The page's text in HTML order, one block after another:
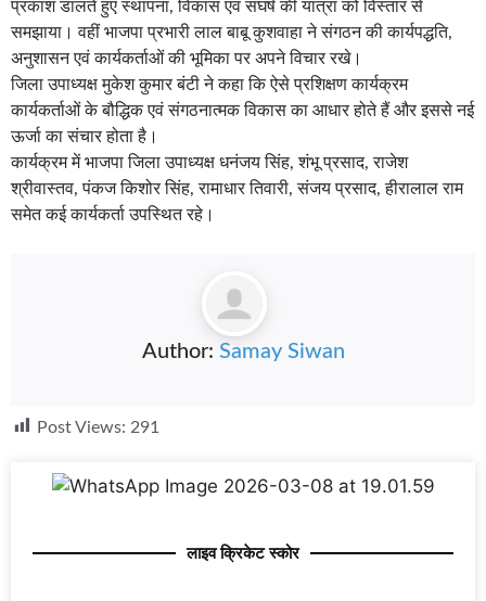
प्रकाश डालते हुए स्थापना, विकास एवं संघर्ष की यात्रा को विस्तार से
समझाया। वहीं भाजपा प्रभारी लाल बाबू कुशवाहा ने संगठन की कार्यपद्धति,
अनुशासन एवं कार्यकर्ताओं की भूमिका पर अपने विचार रखे।
जिला उपाध्यक्ष मुकेश कुमार बंटी ने कहा कि ऐसे प्रशिक्षण कार्यक्रम
कार्यकर्ताओं के बौद्धिक एवं संगठनात्मक विकास का आधार होते हैं और इससे नई
ऊर्जा का संचार होता है।
कार्यक्रम में भाजपा जिला उपाध्यक्ष धनंजय सिंह, शंभू प्रसाद, राजेश
श्रीवास्तव, पंकज किशोर सिंह, रामाधार तिवारी, संजय प्रसाद, हीरालाल राम
समेत कई कार्यकर्ता उपस्थित रहे।
Author: Samay Siwan
Post Views: 291
लाइव क्रिकेट स्कोर